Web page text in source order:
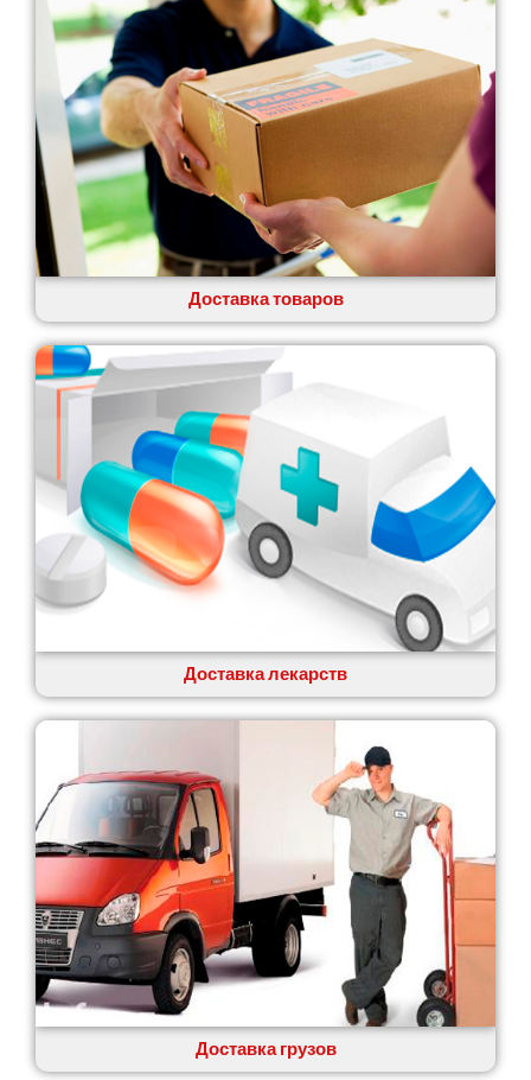
Гатное
Глеваха
Горишние Плавни
Гостомель
Харьков
Херсон
Хмельницкий
Хмельник
Ирпень
Ивано-Франковск
Измаил
Кагарлык
Калуш
Каменец-Подольский
Каменка
Каменское
Казатин
Кобеляки
Коцюбинское
Конотоп
Коростень
Корсунь-Шевченковский
Ковель
Козин
Кременчуг
Кременец
Кривой Рог
Кролевец
Кропивницкий
Крыховцы
Крюковщина
Крыжановка
Ладыжин
Лесники
Доставка товаров
Доставка лекарств
Доставка грузов